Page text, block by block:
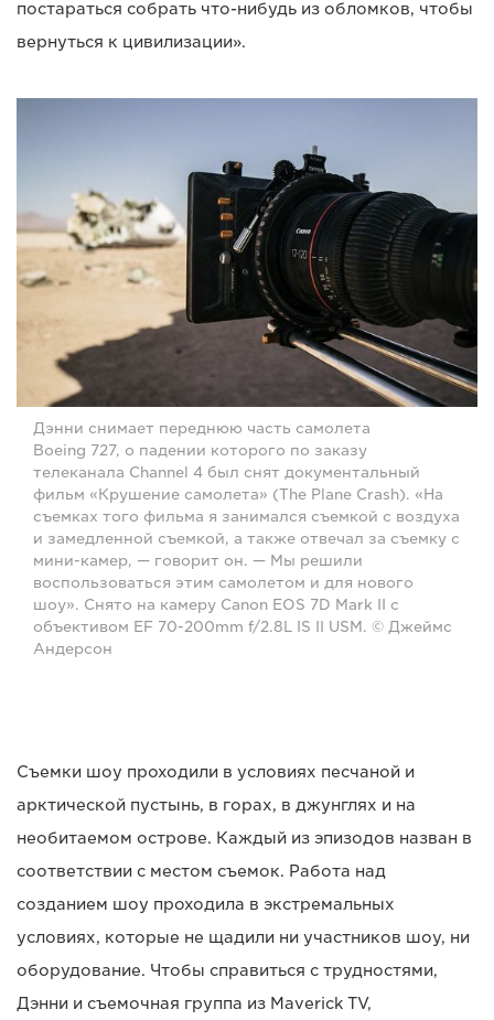
постараться собрать что-нибудь из обломков, чтобы
вернуться к цивилизации».
Дэнни снимает переднюю часть самолета
Boeing 727, о падении которого по заказу
телеканала Channel 4 был снят документальный
фильм «Крушение самолета» (The Plane Crash). «На
съемках того фильма я занимался съемкой с воздуха
и замедленной съемкой, а также отвечал за съемку с
мини-камер, — говорит он. — Мы решили
воспользоваться этим самолетом и для нового
шоу». Снято на камеру Canon EOS 7D Mark II с
объективом EF 70-200mm f/2.8L IS II USM. © Джеймс
Андерсон
Съемки шоу проходили в условиях песчаной и
арктической пустынь, в горах, в джунглях и на
необитаемом острове. Каждый из эпизодов назван в
соответствии с местом съемок. Работа над
созданием шоу проходила в экстремальных
условиях, которые не щадили ни участников шоу, ни
оборудование. Чтобы справиться с трудностями,
Дэнни и съемочная группа из Maverick TV,